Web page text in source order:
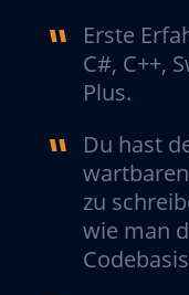
Erste
C#, C++,
Plus.
Du hast
zu
wie man